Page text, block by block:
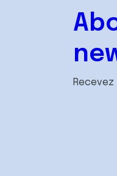
Recevez